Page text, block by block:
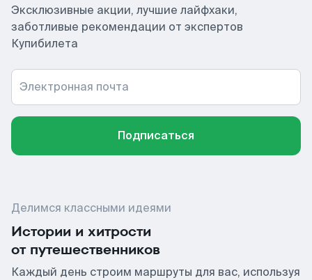
Эксклюзивные акции, лучшие лайфхаки,
заботливые рекомендации от экспертов
Купибилета
Электронная почта
Подписаться
Делимся классными идеями
Истории и хитрости
от путешественников
Каждый день строим маршруты для вас, используя